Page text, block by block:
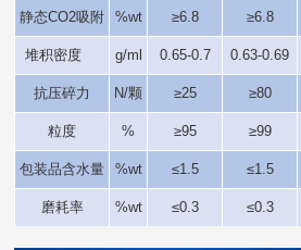
静态CO2吸附 %wt ≥6.8 ≥6.8
堆积密度 g/ml 0.65-0.7 0.63-0.69
抗压碎力 N/颗 ≥25 ≥80
粒度 % ≥95 ≥99
包装品含水量 %wt ≤1.5 ≤1.5
磨耗率 %wt ≤0.3 ≤0.3